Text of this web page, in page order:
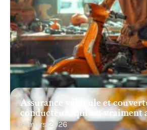
Assurance véhicule et
conducteur : qui est vraiment
11 mars 2026